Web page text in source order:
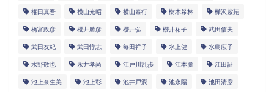
権田真吾 横山光昭 横山泰行 樹木希林 樺沢紫苑
橋富政彦 櫻井勝彦 櫻井弘 櫻井祐子 武田信夫
武田友紀 武田惇志 毎田祥子 水上健 水島広子
水野敬也 永井孝尚 江戸川乱歩 江本勝 江田証
池上奈生美 池上彰 池井戸潤 池永陽 池田清彦